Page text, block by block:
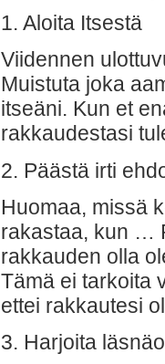
1. Aloita Itsestä
Viidennen
Muistuta joka
itseäni. Kun et
rakkaudestasi
2. Päästä irti
Huomaa, missä
rakastaa, kun …
rakkauden olla
Tämä ei tarkoita
ettei rakkautesi
3. Harjoita